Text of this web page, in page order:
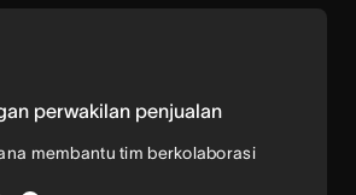
perwakilan penjualan
membantu tim berkolaborasi